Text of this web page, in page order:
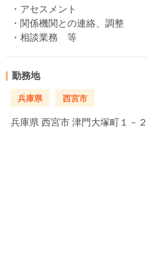
・アセスメント
・関係機関との連絡、調整
・相談業務 等
勤務地
兵庫県 西宮市
兵庫県 西宮市 津門大塚町１－